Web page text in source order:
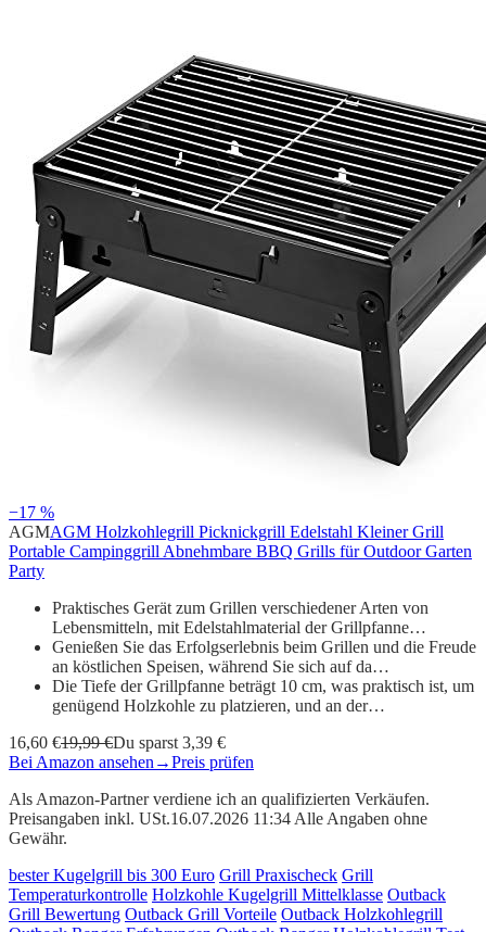
−17 %
AGMAGM Holzkohlegrill Picknickgrill Edelstahl Kleiner Grill
Portable Campinggrill Abnehmbare BBQ Grills für Outdoor Garten
Party
Praktisches Gerät zum Grillen verschiedener Arten von
Lebensmitteln, mit Edelstahlmaterial der Grillpfanne…
Genießen Sie das Erfolgserlebnis beim Grillen und die Freude
an köstlichen Speisen, während Sie sich auf da…
Die Tiefe der Grillpfanne beträgt 10 cm, was praktisch ist, um
genügend Holzkohle zu platzieren, und an der…
16,60 €19,99 €Du sparst 3,39 €
Bei Amazon ansehen →Preis prüfen
Als Amazon-Partner verdiene ich an qualifizierten Verkäufen.
Preisangaben inkl. USt.16.07.2026 11:34 Alle Angaben ohne
Gewähr.
bester Kugelgrill bis 300 Euro Grill Praxischeck Grill
Temperaturkontrolle Holzkohle Kugelgrill Mittelklasse Outback
Grill Bewertung Outback Grill Vorteile Outback Holzkohlegrill